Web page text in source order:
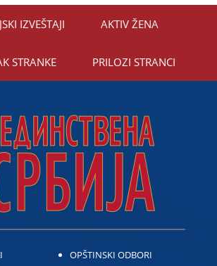
IZVEŠTAЈI AKTIV ŽENA
STRANKE PRILOZI STRANCI
OPŠTINSKI ODBORI